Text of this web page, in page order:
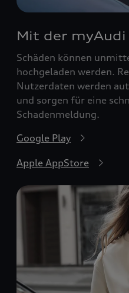
Mit der myAudi
Schäden können
hochgeladen werden.
Nutzerdaten werden
und sorgen für eine
Schadenmeldung.
Google Play
Apple AppStore